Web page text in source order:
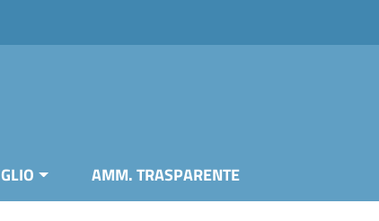
AMM. TRASPARENTE